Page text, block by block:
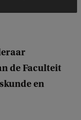
de Faculteit
en